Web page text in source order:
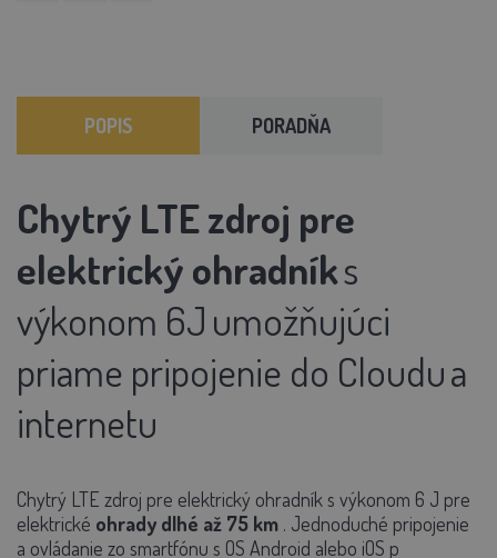
POPIS PORADŇA
Chytrý LTE zdroj pre
elektrický ohradníks
výkonom 6Jumožňujúci
priame pripojenie do Cloudua
internetu
Chytrý LTE zdroj pre elektrický ohradník s výkonom 6 J pre
elektrické ohrady dlhé až 75 km . Jednoduché pripojenie
a ovládanie zo smartfónu s OS Android alebo iOS p